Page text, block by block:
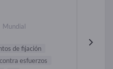
Mundial
de fijación
esfuerzos